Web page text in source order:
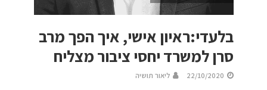
בלעדי:ראיון אישי, איך הפך מרב
סרן למשרד יחסי ציבור מצליח
22/10/2020 ליאור תושיה